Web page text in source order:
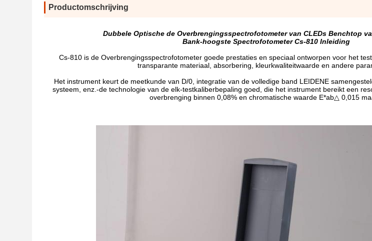
Productomschrijving
Dubbele Optische de Overbrengingsspectrofotometer van CLEDs Benchtop
Bank-hoogste Spectrofotometer Cs-810 Inleiding
Cs-810 is de Overbrengingsspectrofotometer goede prestaties en speciaal ontworpen voor het
transparante materiaal, absorbering, kleurkwaliteitwaarde en andere
Het instrument keurt de meetkunde van D/0, integratie van de volledige band LEIDENE
systeem, enz.-de technologie van de elk-testkaliberbepaling goed, die het instrument bereikt een
overbrenging binnen 0,08% en chromatische waarde E*ab△ 0,015